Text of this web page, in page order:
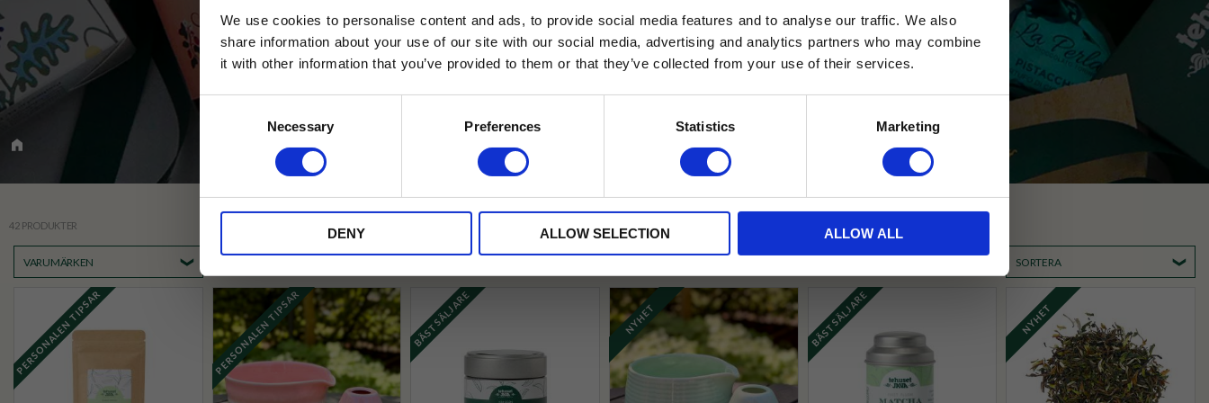
We use cookies to personalise content and ads, to provide social media features and to analyse our traffic. We also
share information about your use of our site with our social media, advertising and analytics partners who may combine
it with other information that you’ve provided to them or that they’ve collected from your use of their services.
Necessary Preferences Statistics Marketing
DENY ALLOW SELECTION ALLOW ALL
Indien Nepal
42 PRODUKTER
VARUMÄRKEN SORTERA
PERSONALEN TIPSAR PERSONALEN TIPSAR BÄSTSÄLJARE NYHET BÄSTSÄLJARE NYHET
Jag samtycker till Tehuset Javas villkor.Läs mer
* Rabatten gäller endast online på Tehusetjava.se. Rabatten fungerar endast
på ordinarie priser och kan ej kombineras med andra erbjudanden.